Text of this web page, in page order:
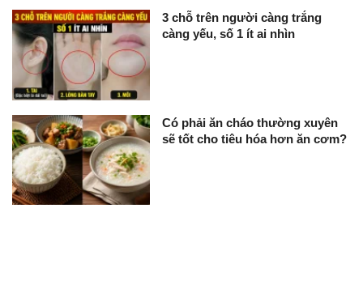
3 chỗ trên người càng trắng
càng yếu, số 1 ít ai nhìn
Có phải ăn cháo thường xuyên
sẽ tốt cho tiêu hóa hơn ăn cơm?